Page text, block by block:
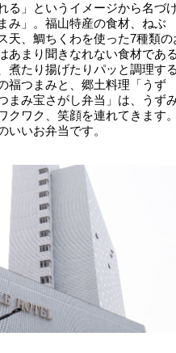
る」というイメージから名づ
み」。福山特産の食材、ねぶ
天、鯛ちくわを使った7種類の
あまり聞きなれない食材であ
煮たり揚げたりパッと調理す
福つまみと、郷土料理「うず
まみ宝さがし弁当」は、うず
クワク、笑顔を連れてきます
いいお弁当です。